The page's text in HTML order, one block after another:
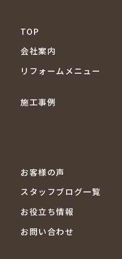
TOP
会社案内
リフォームメニュー
施工事例
お客様の声
スタッフブログ一覧
お役立ち情報
お問い合わせ